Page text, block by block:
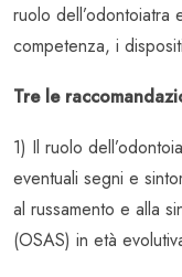
ruolo
competenza, i
Tre le
1) Il ruolo
eventuali segni e
al russamento e alla
(OSAS) in età